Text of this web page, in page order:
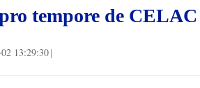
tempore de CELAC
13:29:30